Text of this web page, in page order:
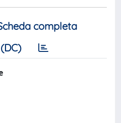
completa